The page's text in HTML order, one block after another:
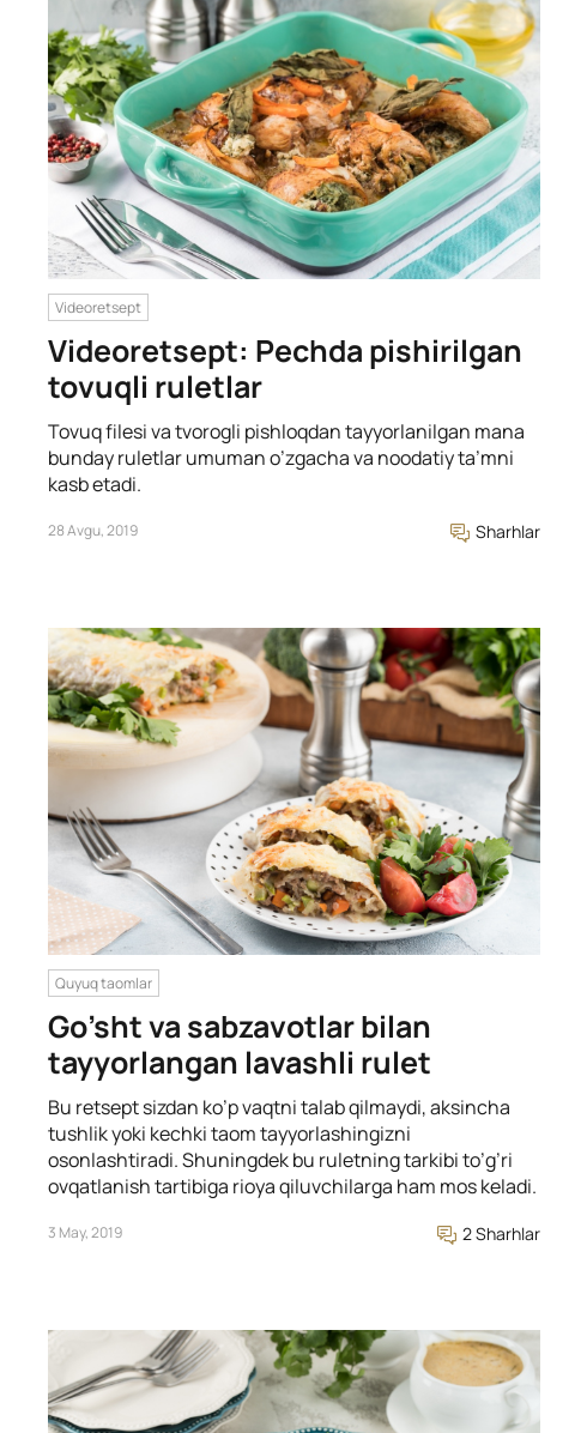
Videoretsept
Videoretsept: Pechda pishirilgan
tovuqli ruletlar
Tovuq filesi va tvorogli pishloqdan tayyorlanilgan mana
bunday ruletlar umuman o’zgacha va noodatiy ta’mni
kasb etadi.
28 Avgu, 2019 Sharhlar
Quyuq taomlar
Go’sht va sabzavotlar bilan
tayyorlangan lavashli rulet
Bu retsept sizdan ko’p vaqtni talab qilmaydi, aksincha
tushlik yoki kechki taom tayyorlashingizni
osonlashtiradi. Shuningdek bu ruletning tarkibi to’g’ri
ovqatlanish tartibiga rioya qiluvchilarga ham mos keladi.
3 May, 2019 2 Sharhlar